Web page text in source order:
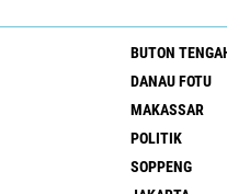
BUTON
DANAU FOTU
MAKASSAR
POLITIK
SOPPENG